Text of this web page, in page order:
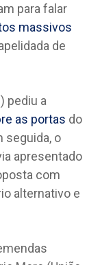
para falar
massivos
de
pediu a
as portas do
seguida, o
apresentado
com
alternativo e